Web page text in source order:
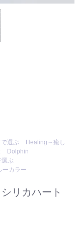
選ぶ
Healing～癒し
Dolphin
選ぶ
ーカラー
リカハート